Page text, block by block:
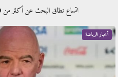
اتساع نطاق البحث عن أكثر من 50 مفقودا بعد محاولة التسلل…
أخبار الرياضة